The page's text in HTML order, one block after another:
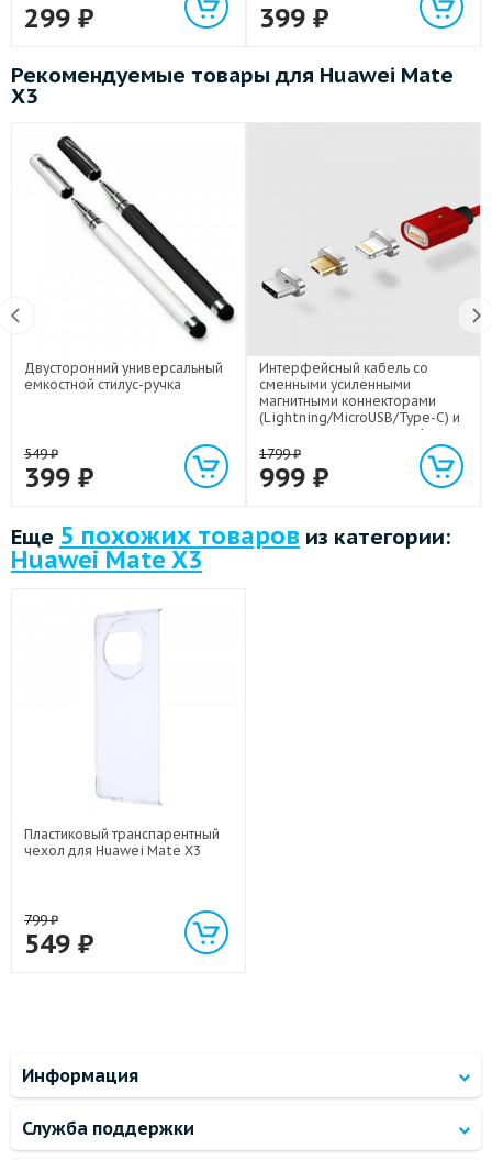
299 ₽ 399 ₽
Рекомендуемые товары для Huawei Mate
X3
Двусторонний универсальный
емкостной стилус-ручка
549₽
399 ₽
Интерфейсный кабель со
сменными усиленными
магнитными коннекторами
(Lightning/MicroUSB/Type-C) и
световым индикатором 1м
1799₽
999 ₽
Еще 5 похожих товаров из категории:
Huawei Mate X3
Пластиковый транспарентный
чехол для Huawei Mate X3
799₽
549 ₽
Информация
Служба поддержки